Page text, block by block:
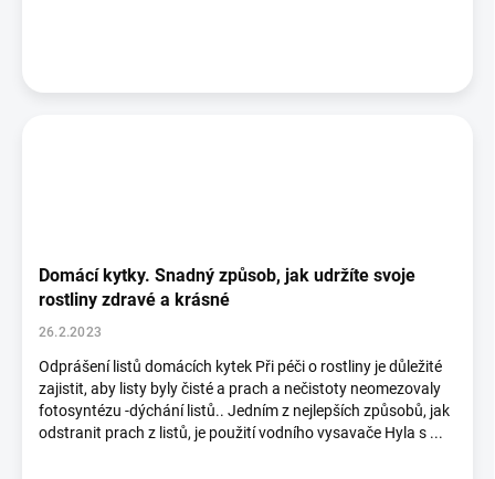
Domácí kytky. Snadný způsob, jak udržíte svoje
rostliny zdravé a krásné
26.2.2023
Odprášení listů domácích kytek Při péči o rostliny je důležité
zajistit, aby listy byly čisté a prach a nečistoty neomezovaly
fotosyntézu -dýchání listů.. Jedním z nejlepších způsobů, jak
odstranit prach z listů, je použití vodního vysavače Hyla s ...